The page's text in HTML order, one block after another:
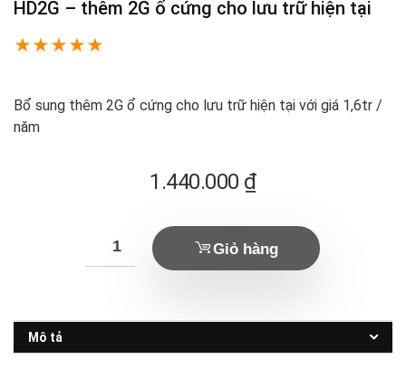
HD2G – thêm 2G ổ cứng cho lưu trữ hiện tại
★★★★★
Bổ sung thêm 2G ổ cứng cho lưu trữ hiện tại với giá 1,6tr /
năm
1.440.000 ₫
Giỏ hàng
Mô tả